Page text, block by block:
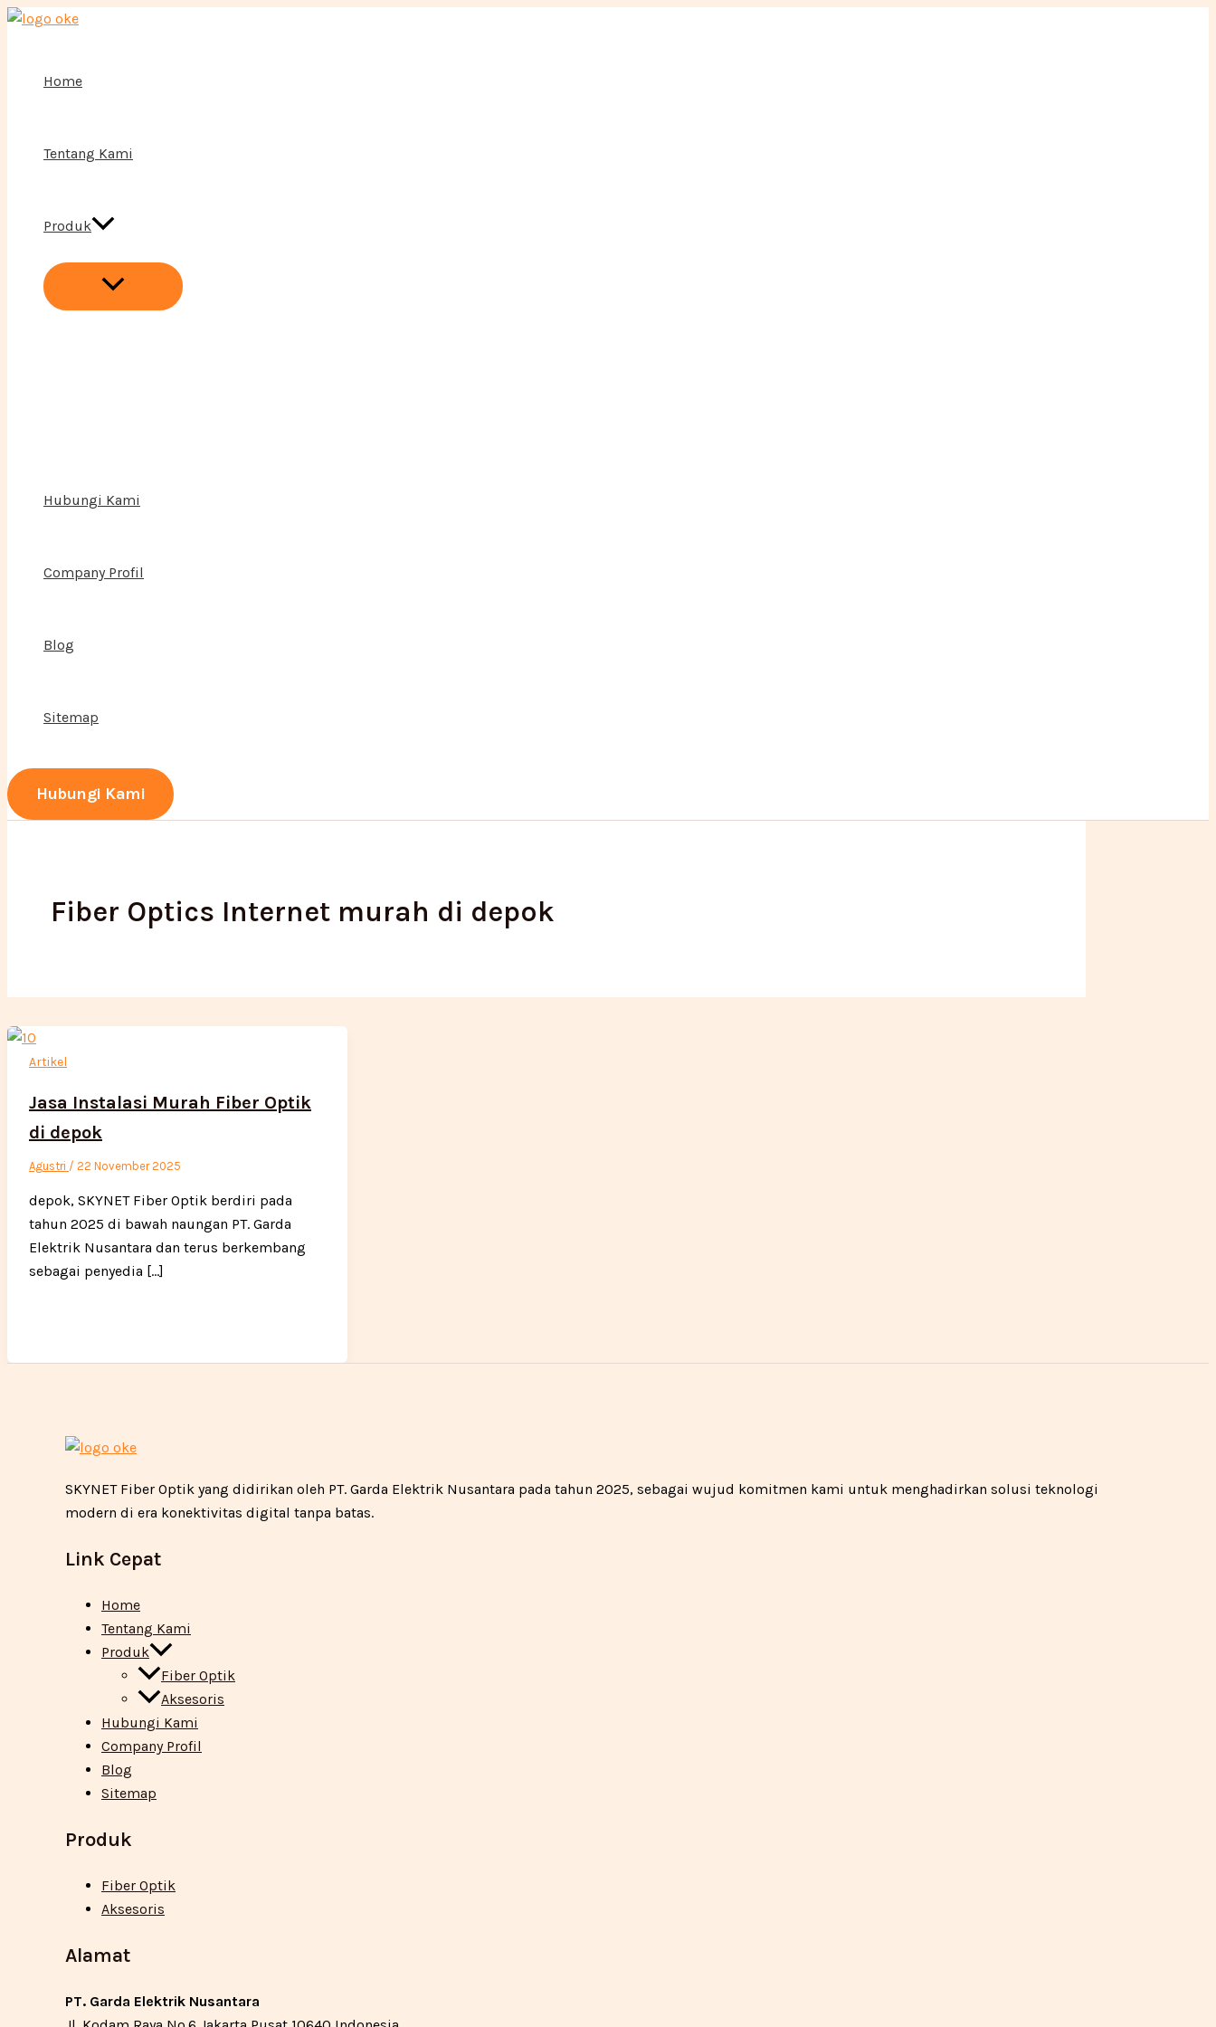
Lewati
Home
Tentang Kami
Produk
Menu
Hubungi Kami
Company Profil
Blog
Sitemap
Hubungi Kami
Fiber Optics Internet murah di depok
Artikel
Jasa Instalasi Murah Fiber Optik
di depok
Agustri / 22 November 2025
depok, SKYNET Fiber Optik berdiri pada
tahun 2025 di bawah naungan PT. Garda
Elektrik Nusantara dan terus berkembang
sebagai penyedia […]
SKYNET Fiber Optik yang didirikan oleh PT. Garda Elektrik Nusantara pada tahun 2025, sebagai wujud komitmen kami untuk menghadirkan solusi teknologi
modern di era konektivitas digital tanpa batas.
Link Cepat
Home
Tentang Kami
Produk
Fiber Optik
Aksesoris
Hubungi Kami
Company Profil
Blog
Sitemap
Produk
Fiber Optik
Aksesoris
Alamat
PT. Garda Elektrik Nusantara